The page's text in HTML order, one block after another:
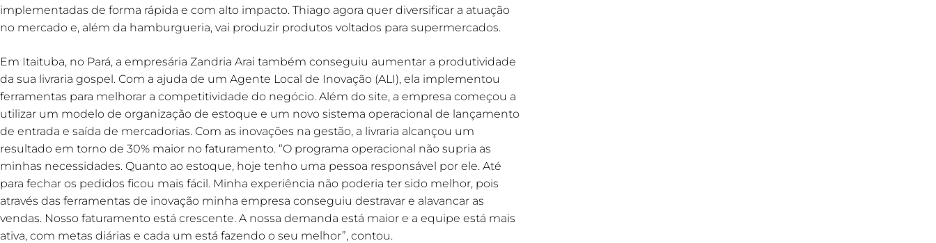
implementadas de forma rápida e com alto impacto. Thiago agora quer diversificar a atuação
no mercado e, além da hamburgueria, vai produzir produtos voltados para supermercados.
Em Itaituba, no Pará, a empresária Zandria Arai também conseguiu aumentar a produtividade
da sua livraria gospel. Com a ajuda de um Agente Local de Inovação (ALI), ela implementou
ferramentas para melhorar a competitividade do negócio. Além do site, a empresa começou a
utilizar um modelo de organização de estoque e um novo sistema operacional de lançamento
de entrada e saída de mercadorias. Com as inovações na gestão, a livraria alcançou um
resultado em torno de 30% maior no faturamento. “O programa operacional não supria as
minhas necessidades. Quanto ao estoque, hoje tenho uma pessoa responsável por ele. Até
para fechar os pedidos ficou mais fácil. Minha experiência não poderia ter sido melhor, pois
através das ferramentas de inovação minha empresa conseguiu destravar e alavancar as
vendas. Nosso faturamento está crescente. A nossa demanda está maior e a equipe está mais
ativa, com metas diárias e cada um está fazendo o seu melhor”, contou.